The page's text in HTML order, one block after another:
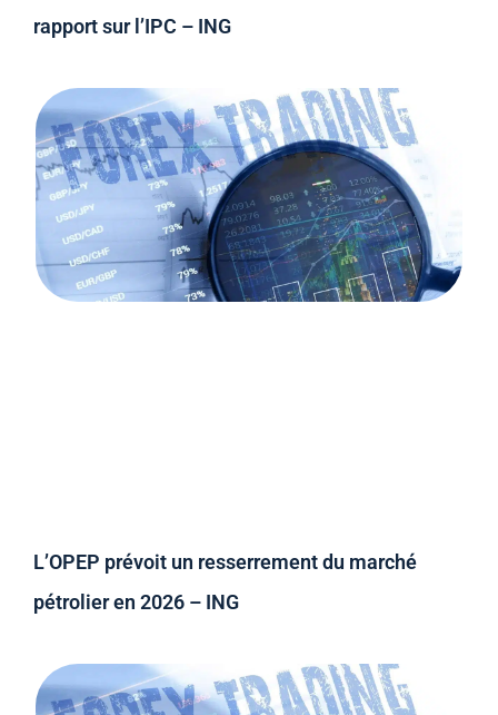
rapport sur l’IPC – ING
L’OPEP prévoit un resserrement du marché
pétrolier en 2026 – ING